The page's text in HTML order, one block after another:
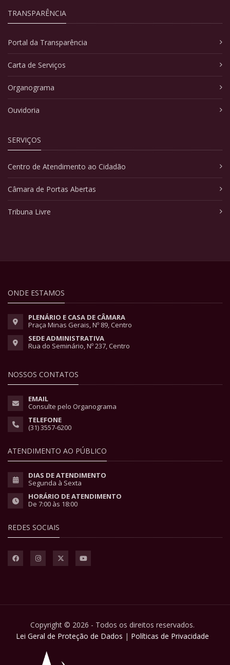
TRANSPARÊNCIA
Portal da Transparência
Carta de Serviços
Organograma
Ouvidoria
SERVIÇOS
Centro de Atendimento ao Cidadão
Câmara de Portas Abertas
Tribuna Livre
ONDE ESTAMOS
PLENÁRIO E CASA DE CÂMARA
Praça Minas Gerais, Nº 89, Centro
SEDE ADMINISTRATIVA
Rua do Seminário, Nº 237, Centro
NOSSOS CONTATOS
EMAIL
Consulte pelo Organograma
TELEFONE
(31) 3557-6200
ATENDIMENTO AO PÚBLICO
DIAS DE ATENDIMENTO
Segunda à Sexta
HORÁRIO DE ATENDIMENTO
De 7:00 às 18:00
REDES SOCIAIS
Copyright © 2026 - Todos os direitos reservados.
Lei Geral de Proteção de Dados | Políticas de Privacidade